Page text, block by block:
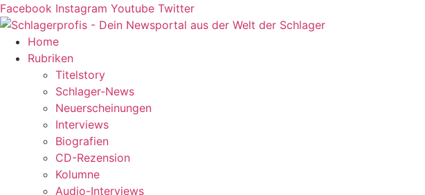
Zum
Inhalt
springen
Facebook Instagram Youtube Twitter
Home
Rubriken
Titelstory
Schlager-News
Neuerscheinungen
Interviews
Biografien
CD-Rezension
Kolumne
Audio-Interviews